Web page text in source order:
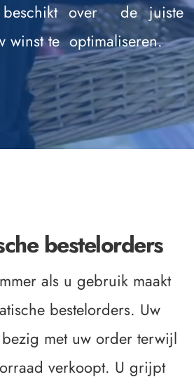
over  de juiste
winst te  optimaliseren.
bestelorders
als u gebruik maakt
bestelorders. Uw
met uw order terwijl
verkoopt. U grijpt